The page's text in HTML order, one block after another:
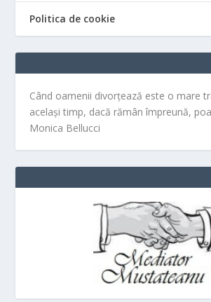
Politica de cookie
Când oamenii divorțează este o mare
același timp, dacă rămân împreună,
Monica Bellucci